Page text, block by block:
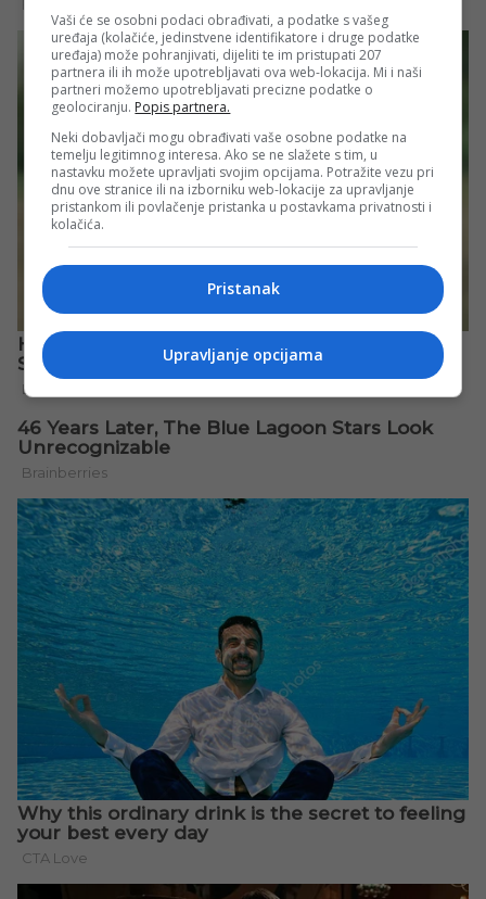
Vaši će se osobni podaci obrađivati, a podatke s vašeg
uređaja (kolačiće, jedinstvene identifikatore i druge podatke
uređaja) može pohranjivati, dijeliti te im pristupati 207
partnera ili ih može upotrebljavati ova web-lokacija. Mi i naši
partneri možemo upotrebljavati precizne podatke o
geolociranju. Popis partnera.
Neki dobavljači mogu obrađivati vaše osobne podatke na
temelju legitimnog interesa. Ako se ne slažete s tim, u
nastavku možete upravljati svojim opcijama. Potražite vezu pri
dnu ove stranice ili na izborniku web-lokacije za upravljanje
pristankom ili povlačenje pristanka u postavkama privatnosti i
kolačića.
Pristanak
Upravljanje opcijama